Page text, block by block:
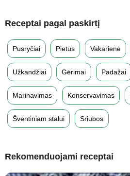
Receptai pagal paskirtį
Pusryčiai Pietūs Vakarienė
Užkandžiai Gėrimai Padažai
Marinavimas Konservavimas
Šventiniam stalui Sriubos
Rekomenduojami receptai